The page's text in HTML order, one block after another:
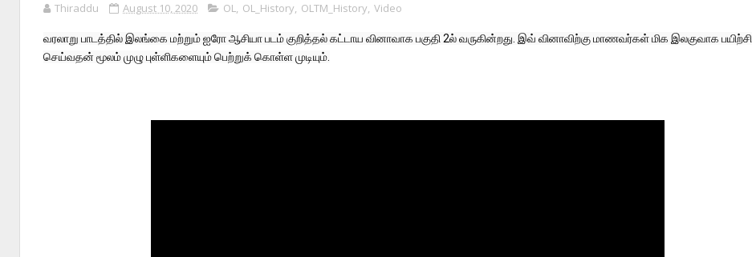
Thiraddu August 10, 2020 OL, OL_History, OLTM_History, Video
வரலாறு பாடத்தில் இலங்கை மற்றும் ஐரோ ஆசியா படம் குறித்தல் கட்டாய வினாவாக பகுதி 2ல் வருகின்றது. இவ் வினாவிற்கு மாணவர்கள் மிக இலகுவாக பயிற்சி
செய்வதன் மூலம் முழு புள்ளிகளையும் பெற்றுக் கொள்ள முடியும்.